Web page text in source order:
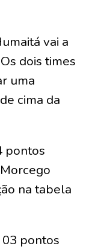
vai a
dois times
uma
cima da
pontos
na tabela
pontos